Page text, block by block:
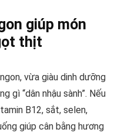
giúp món
thịt
vừa giàu dinh dưỡng
gì “dân nhậu sành”. Nếu
B12, sắt, selen,
giúp cân bằng hương